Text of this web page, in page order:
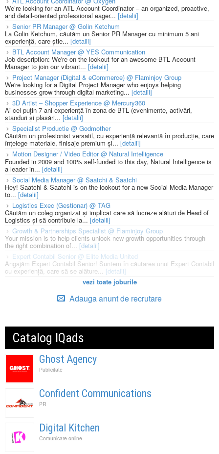
We’re looking for an ATL Account Coordinator – an organized, proactive,
and detail-oriented professional eager... [detalii]
Senior PR Manager @ Golin Ketchum
La Golin Ketchum, căutăm un Senior PR Manager cu minimum 5 ani
experiență, care știe... [detalii]
BTL Account Manager @ YES Communication
Job description: We're on the lookout for an awesome BTL Account
Manager to join our vibrant... [detalii]
Project Manager (Digital & eCommerce) @ Flaminjoy Group
We're looking for a Digital Project Manager who enjoys helping
businesses grow through digital marketing... [detalii]
3D Artist – Shopper Experience @ Mercury360
Ai cel puțin 7 ani experiență în zona de BTL (evenimente, activări,
standuri și plasări... [detalii]
Specialist Productie @ Godmother
Căutăm un profesionist versatil, cu experiență relevantă în producție, care
înțelege materiale, finisaje premium și... [detalii]
Motion Designer / Video Editor @ Natural Intelligence
Founded in 2009 and 100% self-funded to this day, Natural Intelligence is
a leader in... [detalii]
Social Media Manager @ Saatchi & Saatchi
Hey! Saatchi & Saatchi is on the lookout for a new Social Media Manager
to... [detalii]
Logistics Exec (Gestionar) @ TAG
Căutăm un coleg organizat și implicat care să lucreze alături de Head of
Logistics și să contribuie la... [detalii]
Growth & Partnerships Specialist @ Flaminjoy Group
Your mission is to help clients unlock new growth opportunities through
the right combination of... [detalii]
Expert Contabil Senior @ Elite Media United
Angajăm Expert Contabil Senior! Suntem în căutarea unui Expert Contabil
cu experiență, care să se alăture... [detalii]
vezi toate joburile
Adauga anunt de recrutare
Catalog IQads
Ghost Agency
Publicitate
Confident Communications
PR
Digital Kitchen
Comunicare online